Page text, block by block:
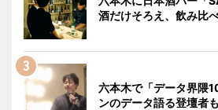
酒だけそろえ、飲み比
六本木で「データ界隈
ンのデータ語る登壇者も